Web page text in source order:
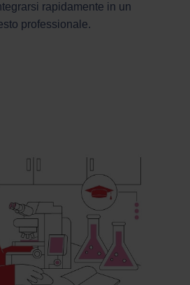
rapidamente in un
professionale.